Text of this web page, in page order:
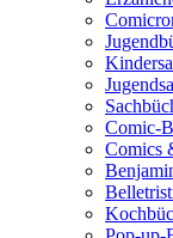
Comic-
Comics